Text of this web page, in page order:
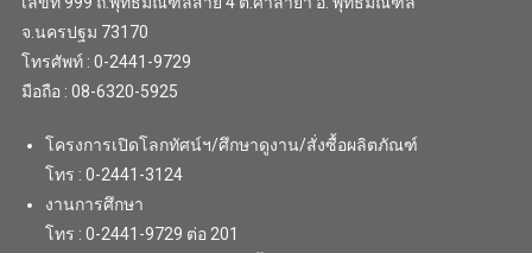
จ.นครปฐม 73170
โทรศัพท์ : 0-2441-9729
มือถือ : 08-6320-5925
โครงการเปิดโลกทัศน์ฯ/ศึกษาดูงาน/สั่งซื้อผลิตภัณฑ์
โทร : 0-2441-3124
งานการศึกษา
โทร : 0-2441-9729 ต่อ 201